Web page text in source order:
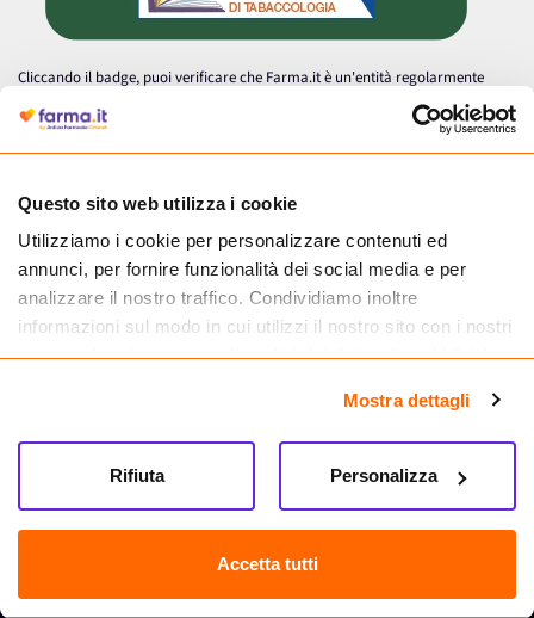
Questo sito web utilizza i cookie
Utilizziamo i cookie per personalizzare contenuti ed
annunci, per fornire funzionalità dei social media e per
analizzare il nostro traffico. Condividiamo inoltre
informazioni sul modo in cui utilizzi il nostro sito con i nostri
partner che si occupano di analisi dei dati web, pubblicità e
informazioni che hai fornito loro o che hanno raccolto dal
tuo utilizzo dei loro servizi.
Mostra dettagli
Accetta tutti
Personalizza
Rifiuta
Cliccando il badge, puoi verificare che Farma.it è un'entità regolarmente
autorizzata dal Ministero della Salute a effettuare la vendita online di
medicinali.
Farma.it S.a.s. P. IVA 07417261216 REA: NA-884088
CREDITS
Sede legale Via delle Repubbliche Marinare 128, 80147 Napoli